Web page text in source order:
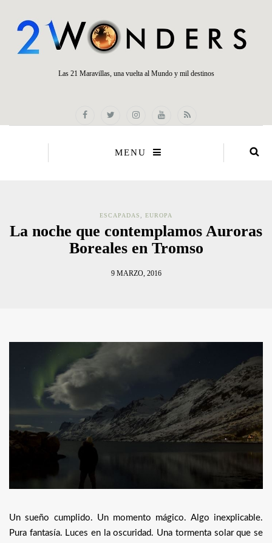
Las 21 Maravillas, una vuelta al Mundo y mil destinos
MENU
ESCAPADAS EUROPA
La noche que contemplamos Auroras
Boreales en Tromso
9 MARZO, 2016
Un sueño cumplido. Un momento mágico. Algo inexplicable.
Pura fantasía. Luces en la oscuridad. Una tormenta solar que se